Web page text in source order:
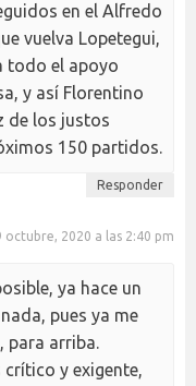
en el Alfredo
vuelva Lopetegui,
todo el apoyo
y así Florentino
de los justos
150 partidos.
Responder
octubre, 2020 a las 2:40 pm
ya hace un
pues ya me
para arriba.
crítico y exigente,